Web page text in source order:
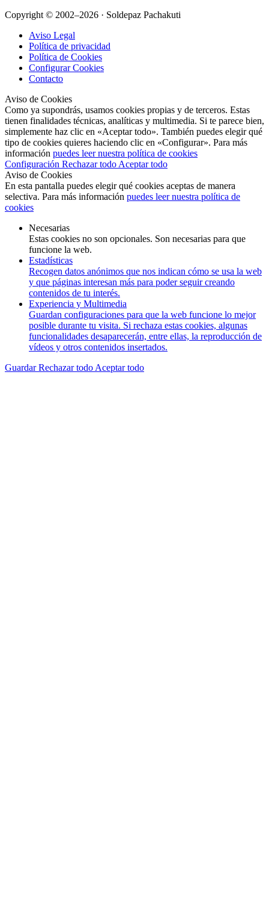
Copyright © 2002–2026 · Soldepaz Pachakuti
Aviso Legal
Política de privacidad
Política de Cookies
Configurar Cookies
Contacto
Aviso de Cookies
Como ya supondrás, usamos cookies propias y de terceros. Estas
tienen finalidades técnicas, analíticas y multimedia. Si te parece bien,
simplemente haz clic en «Aceptar todo». También puedes elegir qué
tipo de cookies quieres haciendo clic en «Configurar». Para más
información puedes leer nuestra política de cookies
Configuración Rechazar todo Aceptar todo
Aviso de Cookies
En esta pantalla puedes elegir qué cookies aceptas de manera
selectiva. Para más información puedes leer nuestra política de
cookies
Necesarias
Estas cookies no son opcionales. Son necesarias para que
funcione la web.
Estadísticas
Recogen datos anónimos que nos indican cómo se usa la web
y que páginas interesan más para poder seguir creando
contenidos de tu interés.
Experiencia y Multimedia
Guardan configuraciones para que la web funcione lo mejor
posible durante tu visita. Si rechaza estas cookies, algunas
funcionalidades desaparecerán, entre ellas, la reproducción de
vídeos y otros contenidos insertados.
GuardarRechazar todo Aceptar todo